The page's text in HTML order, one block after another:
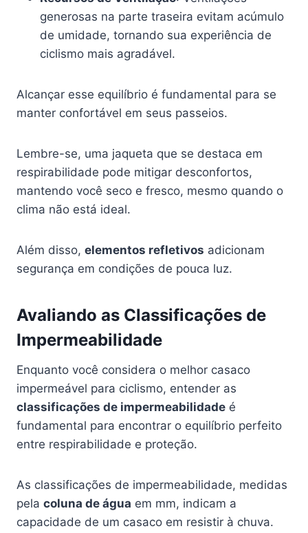
generosas na parte traseira evitam acúmulo
de umidade, tornando sua experiência de
ciclismo mais agradável.
Alcançar esse equilíbrio é fundamental para se
manter confortável em seus passeios.
Lembre-se, uma jaqueta que se destaca em
respirabilidade pode mitigar desconfortos,
mantendo você seco e fresco, mesmo quando o
clima não está ideal.
Além disso, elementos refletivos adicionam
segurança em condições de pouca luz.
Avaliando as Classificações de
Impermeabilidade
Enquanto você considera o melhor casaco
impermeável para ciclismo, entender as
classificações de impermeabilidade é
fundamental para encontrar o equilíbrio perfeito
entre respirabilidade e proteção.
As classificações de impermeabilidade, medidas
pela coluna de água em mm, indicam a
capacidade de um casaco em resistir à chuva.